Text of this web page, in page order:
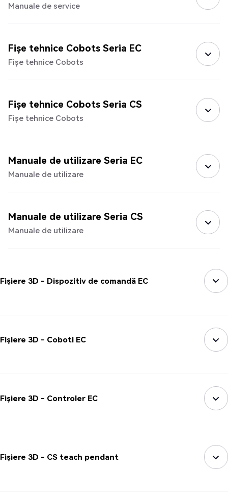
Manuale de service
Fișe tehnice Cobots Seria EC
Fișe tehnice Cobots
Fișe tehnice Cobots Seria CS
Fișe tehnice Cobots
Manuale de utilizare Seria EC
Manuale de utilizare
Manuale de utilizare Seria CS
Manuale de utilizare
Fișiere 3D - Dispozitiv de comandă EC
Fișiere 3D - Coboti EC
Fișiere 3D - Controler EC
Fișiere 3D - CS teach pendant